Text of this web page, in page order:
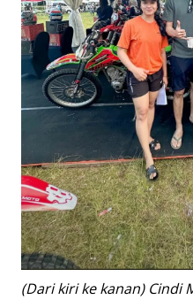
(Dari kiri ke kanan) Cindi